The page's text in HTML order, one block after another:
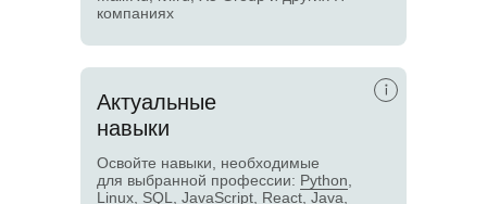
Актуальные
навыки
Освойте навыки, необходимые
для выбранной профессии: Python
Linux SQL JavaScript React Java
компаниях